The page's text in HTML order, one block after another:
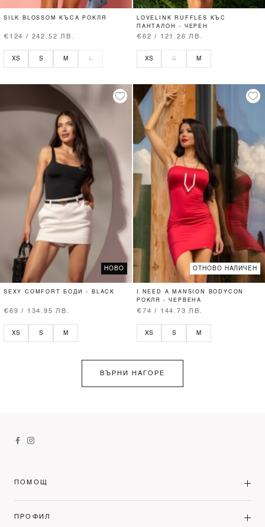
SILK BLOSSOM КЪСА РОКЛЯ
€124 / 242.52 ЛВ.
XS S M L
LOVELINK RUFFLES КЪС
ПАНТАЛОН - ЧЕРЕН
€62 / 121.26 ЛВ.
XS S M
НОВО
SEXY COMFORT БОДИ - BLACK
€69 / 134.95 ЛВ.
XS S M
ОТНОВО НАЛИЧЕН
I NEED A MANSION BODYCON
РОКЛЯ - ЧЕРВЕНА
€74 / 144.73 ЛВ.
XS S M
ВЪРНИ НАГОРЕ
ПОМОЩ
ПРОФИЛ